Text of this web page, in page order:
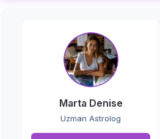
Marta Denise
Uzman Astrolog